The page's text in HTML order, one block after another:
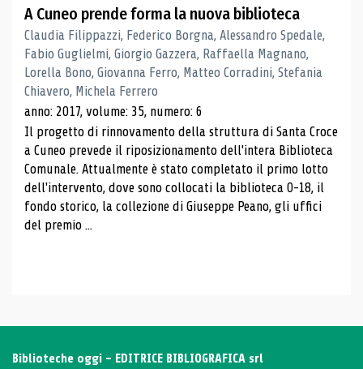
A Cuneo prende forma la nuova biblioteca
Claudia Filippazzi, Federico Borgna, Alessandro Spedale,
Fabio Guglielmi, Giorgio Gazzera, Raffaella Magnano,
Lorella Bono, Giovanna Ferro, Matteo Corradini, Stefania
Chiavero, Michela Ferrero
anno: 2017, volume: 35, numero: 6
Il progetto di rinnovamento della struttura di Santa Croce
a Cuneo prevede il riposizionamento dell'intera Biblioteca
Comunale. Attualmente è stato completato il primo lotto
dell'intervento, dove sono collocati la biblioteca 0-18, il
fondo storico, la collezione di Giuseppe Peano, gli uffici
del premio ...
Biblioteche oggi - EDITRICE BIBLIOGRAFICA srl